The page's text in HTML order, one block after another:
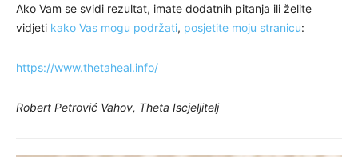
Ako Vam se svidi rezultat, imate dodatnih pitanja ili želite
vidjeti kako Vas mogu podržati, posjetite moju stranicu:
https://www.thetaheal.info/
Robert Petrović Vahov, Theta Iscjeljitelj